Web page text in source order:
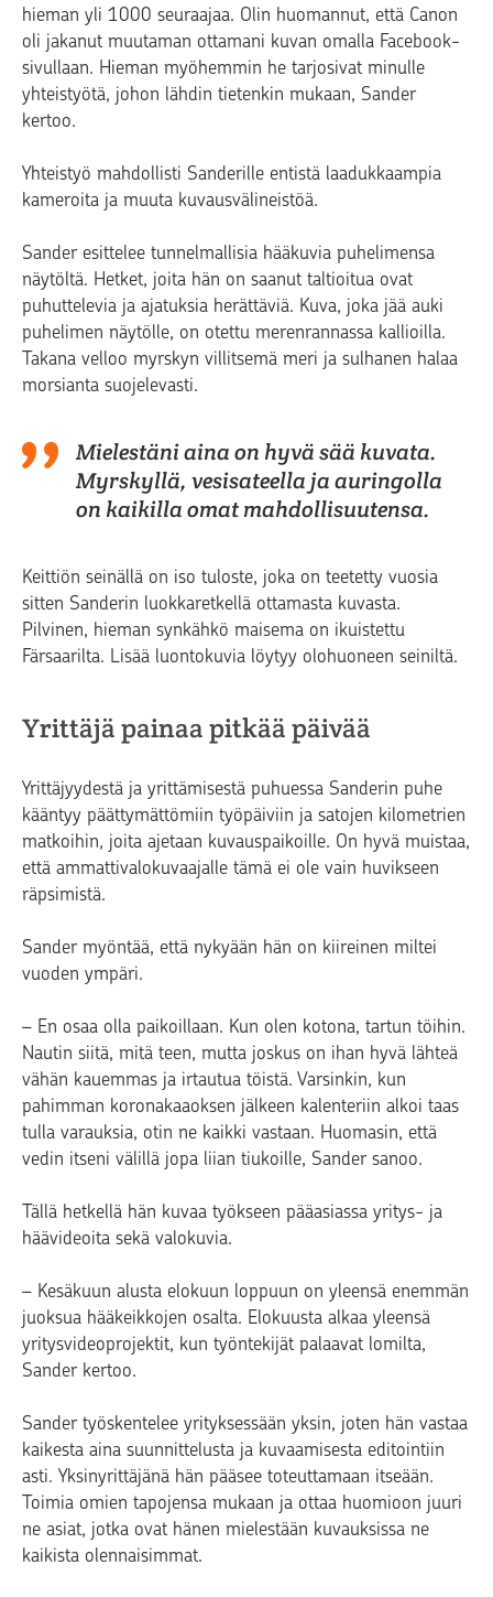
hieman yli 1000 seuraajaa. Olin huomannut, että Canon
oli jakanut muutaman ottamani kuvan omalla Facebook-
sivullaan. Hieman myöhemmin he tarjosivat minulle
yhteistyötä, johon lähdin tietenkin mukaan, Sander
kertoo.
Yhteistyö mahdollisti Sanderille entistä laadukkaampia
kameroita ja muuta kuvausvälineistöä.
Sander esittelee tunnelmallisia hääkuvia puhelimensa
näytöltä. Hetket, joita hän on saanut taltioitua ovat
puhuttelevia ja ajatuksia herättäviä. Kuva, joka jää auki
puhelimen näytölle, on otettu merenrannassa kallioilla.
Takana velloo myrskyn villitsemä meri ja sulhanen halaa
morsianta suojelevasti.
Mielestäni aina on hyvä sää kuvata.
Myrskyllä, vesisateella ja auringolla
on kaikilla omat mahdollisuutensa.
Keittiön seinällä on iso tuloste, joka on teetetty vuosia
sitten Sanderin luokkaretkellä ottamasta kuvasta.
Pilvinen, hieman synkähkö maisema on ikuistettu
Färsaarilta. Lisää luontokuvia löytyy olohuoneen seiniltä.
Yrittäjä painaa pitkää päivää
Yrittäjyydestä ja yrittämisestä puhuessa Sanderin puhe
kääntyy päättymättömiin työpäiviin ja satojen kilometrien
matkoihin, joita ajetaan kuvauspaikoille. On hyvä muistaa,
että ammattivalokuvaajalle tämä ei ole vain huvikseen
räpsimistä.
Sander myöntää, että nykyään hän on kiireinen miltei
vuoden ympäri.
– En osaa olla paikoillaan. Kun olen kotona, tartun töihin.
Nautin siitä, mitä teen, mutta joskus on ihan hyvä lähteä
vähän kauemmas ja irtautua töistä. Varsinkin, kun
pahimman koronakaaoksen jälkeen kalenteriin alkoi taas
tulla varauksia, otin ne kaikki vastaan. Huomasin, että
vedin itseni välillä jopa liian tiukoille, Sander sanoo.
Tällä hetkellä hän kuvaa työkseen pääasiassa yritys- ja
häävideoita sekä valokuvia.
– Kesäkuun alusta elokuun loppuun on yleensä enemmän
juoksua hääkeikkojen osalta. Elokuusta alkaa yleensä
yritysvideoprojektit, kun työntekijät palaavat lomilta,
Sander kertoo.
Sander työskentelee yrityksessään yksin, joten hän vastaa
kaikesta aina suunnittelusta ja kuvaamisesta editointiin
asti. Yksinyrittäjänä hän pääsee toteuttamaan itseään.
Toimia omien tapojensa mukaan ja ottaa huomioon juuri
ne asiat, jotka ovat hänen mielestään kuvauksissa ne
kaikista olennaisimmat.